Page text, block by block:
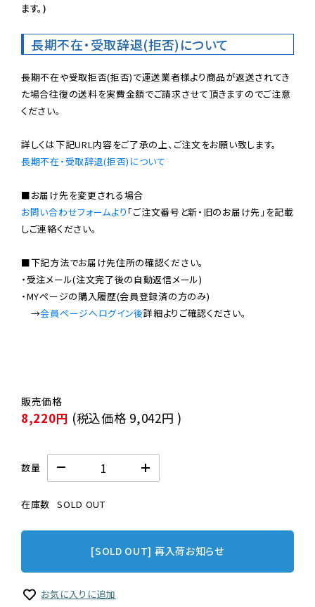
ます。)
長期不在・受取辞退(拒否)について
長期不在や受取拒否(拒否)で運送業者様より商品が返送されてき
た場合往復の送料を実費金額でご請求させて頂きますのでご注意
ください。
長期不在・受取辞退(拒否)について
お問い合わせフォームより 「ご注文番号と新・旧のお届け先」を記載
しご連絡ください。
■下記方法でお届け先住所の確認ください。
・受注メール(注文完了後の自動返信メール)
・MYページの購入履歴(会員登録済の方のみ)
→会員ページへログイン後
8,220円 (税込価格 9,042円 )
数量
在庫数 SOLD OUT
[SOLD OUT] 再入荷お知らせ
お気に入りに追加